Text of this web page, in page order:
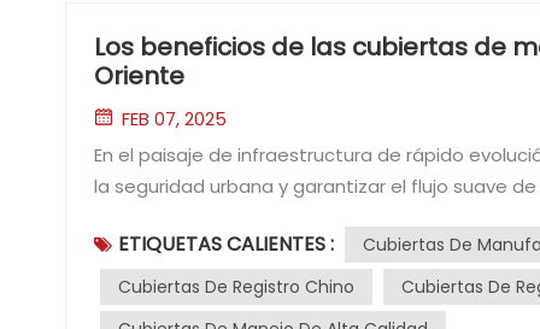
Los beneficios de las cubiertas de
Oriente
FEB 07, 2025
En el paisaje de infraestructura de rápido evolución de Medio Oriente,
la seguridad urbana y garantizar el flujo suave
duraderos y rentables. Una fuente que ha
Con sus tecnologías de producción
manejo de fabricación china presentan una
ETIQUETAS CALIENTES : Cubiertas De
Cubiertas De Registro Chino
Cubiertas De